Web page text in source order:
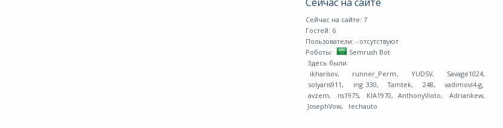
Сейчас на сайте: 7
Гостей: 6
Пользователи:- отсутствуют
Роботы:
Semrush Bot
Здесь были:
ikharisov, runner_Perm, YUDSV, Savage1024,
solyaris911, ing 330, Tamtek, 248, vadimovi4-g,
avzem, ns1975, KIA1970, AnthonyVioto, Adriankew,
JosephVow, techauto